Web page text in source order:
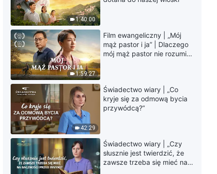
7:56
Słowo Boże na każdy dzień:
Wcielenie | Fragment 127
10:39
Słowo Boże na każdy dzień:
Wcielenie | Fragment 128
10:54
Słowo Boże na każdy dzień:
Wcielenie | Fragment 129
Słowo Boże na każdy dzień:
1:40:00
1:59:27
Film ewangeliczny | „Mój
mąż pastor i ja” | Dlaczego
mój mąż pastor nie rozumie
42:29
Świadectwo wiary | „Co
kryje się za odmową bycia
przywódcą?”
Świadectwo wiary | „Czy
słusznie jest twierdzić, że
zawsze trzeba się mieć na